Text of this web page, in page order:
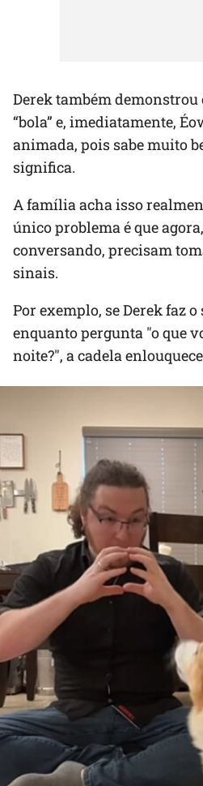
Derek também
“bola” e, imediatamente,
animada, pois sabe muito
significa.
A família acha isso
único problema é que
conversando, precisam
sinais.
Por exemplo, se Derek faz
enquanto pergunta "o que
noite?", a cadela